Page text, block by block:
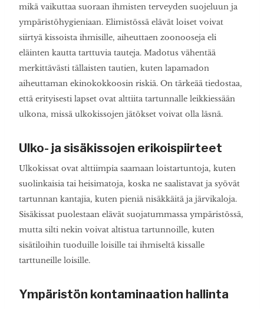
mikä vaikuttaa suoraan ihmisten terveyden suojeluun ja
ympäristöhygieniaan. Elimistössä elävät loiset voivat
siirtyä kissoista ihmisille, aiheuttaen zoonooseja eli
eläinten kautta tarttuvia tauteja. Madotus vähentää
merkittävästi tällaisten tautien, kuten lapamadon
aiheuttaman ekinokokkoosin riskiä. On tärkeää tiedostaa,
että erityisesti lapset ovat alttiita tartunnalle leikkiessään
ulkona, missä ulkokissojen jätökset voivat olla läsnä.
Ulko- ja sisäkissojen erikoispiirteet
Ulkokissat ovat alttiimpia saamaan loistartuntoja, kuten
suolinkaisia tai heisimatoja, koska ne saalistavat ja syövät
tartunnan kantajia, kuten pieniä nisäkkäitä ja järvikaloja.
Sisäkissat puolestaan elävät suojatummassa ympäristössä,
mutta silti nekin voivat altistua tartunnoille, kuten
sisätiloihin tuoduille loisille tai ihmiseltä kissalle
tarttuneille loisille.
Ympäristön kontaminaation hallinta